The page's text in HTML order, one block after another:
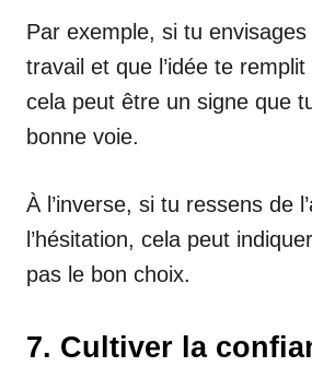
Par exemple, si tu
travail et que l’idée te remplit
cela peut être un signe que
bonne voie.
À l’inverse, si tu ressens de
l’hésitation, cela peut
pas le bon choix.
7. Cultiver la